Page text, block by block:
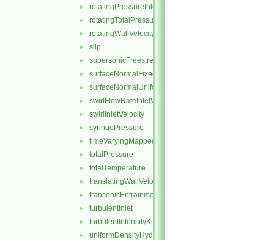
► rotatingPressureInletOutletVelocity
► rotatingTotalPressure
► rotatingWallVelocity
► slip
► supersonicFreestream
► surfaceNormalFixedValue
► surfaceNormalUniformFixedValue
► swirlFlowRateInletVelocity
► swirlInletVelocity
► syringePressure
► timeVaryingMappedFixedValue
► totalPressure
► totalTemperature
► translatingWallVelocity
► transonicEntrainmentPressure
► turbulentInlet
► turbulentIntensityKineticEnergyInlet
► uniformDensityHydrostaticPressure